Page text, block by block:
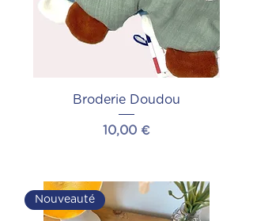
Broderie Doudou
Prix
10,00 €
Nouveauté